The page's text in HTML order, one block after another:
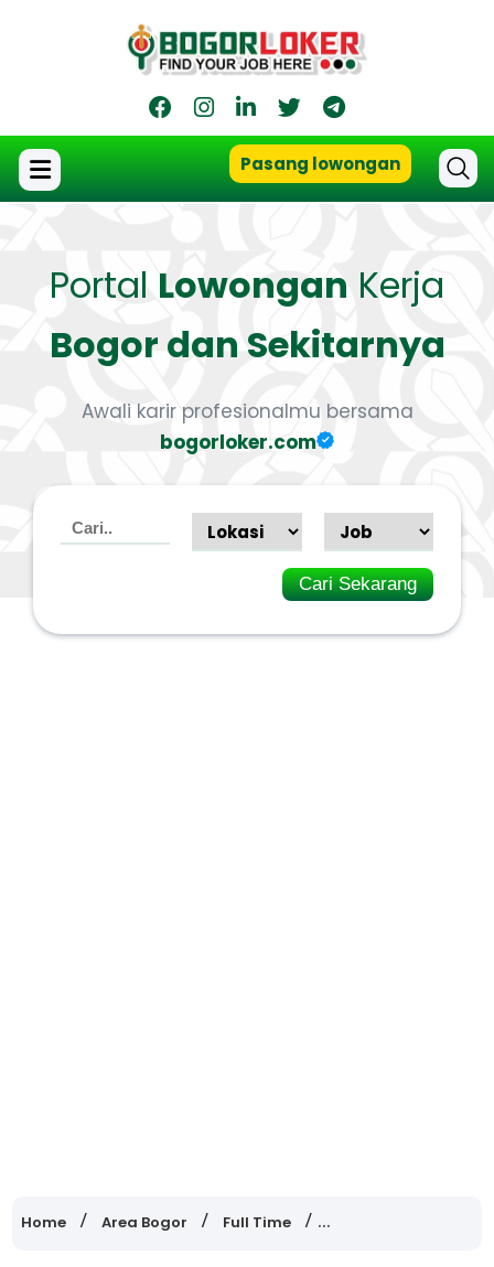
Pasang lowongan
Portal Lowongan Kerja
Bogor dan Sekitarnya
Awali karir profesionalmu bersama
bogorloker.com
Cari Sekarang
Home Area Bogor Full Time Lowongan Kerja